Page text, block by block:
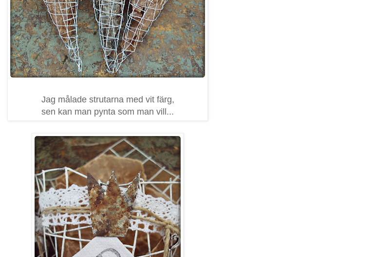
Jag målade strutarna med vit färg,
sen kan man pynta som man vill...